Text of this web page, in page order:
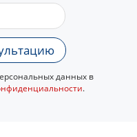
данных в
.